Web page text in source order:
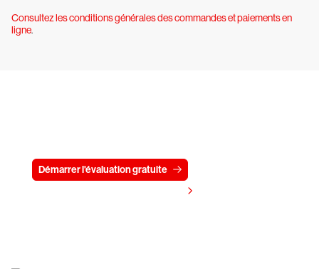
Consultez les conditions générales des commandes et paiements en
ligne.
Démarrer l'évaluation gratuite